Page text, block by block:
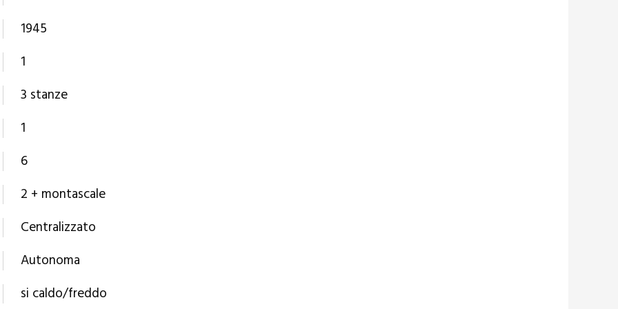
1945
1
3 stanze
1
6
2 + montascale
Centralizzato
Autonoma
si caldo/freddo